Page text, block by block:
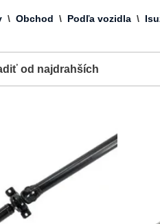
\ Obchod \ Podľa vozidla \